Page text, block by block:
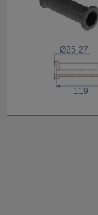
Ø25-27
119